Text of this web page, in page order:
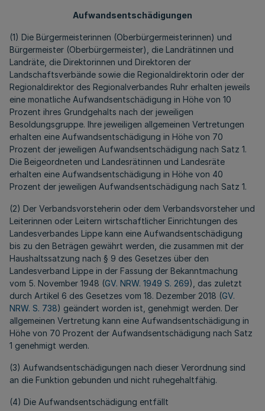
Aufwandsentschädigungen
(1) Die Bürgermeisterinnen (Oberbürgermeisterinnen) und
Bürgermeister (Oberbürgermeister), die Landrätinnen und
Landräte, die Direktorinnen und Direktoren der
Landschaftsverbände sowie die Regionaldirektorin oder der
Regionaldirektor des Regionalverbandes Ruhr erhalten jeweils
eine monatliche Aufwandsentschädigung in Höhe von 10
Prozent ihres Grundgehalts nach der jeweiligen
Besoldungsgruppe. Ihre jeweiligen allgemeinen Vertretungen
erhalten eine Aufwandsentschädigung in Höhe von 70
Prozent der jeweiligen Aufwandsentschädigung nach Satz 1.
Die Beigeordneten und Landesrätinnen und Landesräte
erhalten eine Aufwandsentschädigung in Höhe von 40
Prozent der jeweiligen Aufwandsentschädigung nach Satz 1.
(2) Der Verbandsvorsteherin oder dem Verbandsvorsteher und
Leiterinnen oder Leitern wirtschaftlicher Einrichtungen des
Landesverbandes Lippe kann eine Aufwandsentschädigung
bis zu den Beträgen gewährt werden, die zusammen mit der
Haushaltssatzung nach § 9 des Gesetzes über den
Landesverband Lippe in der Fassung der Bekanntmachung
vom 5. November 1948 (GV. NRW. 1949 S. 269), das zuletzt
durch Artikel 6 des Gesetzes vom 18. Dezember 2018 (GV.
NRW. S. 738) geändert worden ist, genehmigt werden. Der
allgemeinen Vertretung kann eine Aufwandsentschädigung in
Höhe von 70 Prozent der Aufwandsentschädigung nach Satz
1 genehmigt werden.
(3) Aufwandsentschädigungen nach dieser Verordnung sind
an die Funktion gebunden und nicht ruhegehaltfähig.
(4) Die Aufwandsentschädigung entfällt